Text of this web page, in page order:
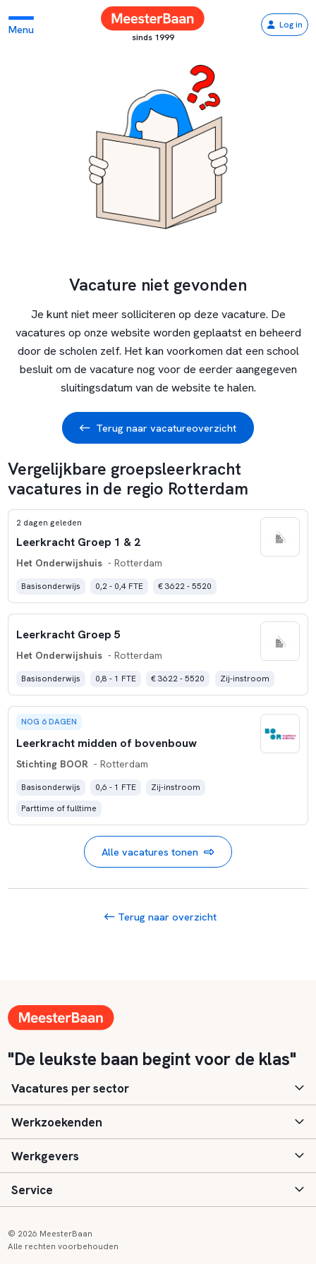
Menu
sinds 1999
Log in
Vacature niet gevonden
Je kunt niet meer solliciteren op deze vacature. De
vacatures op onze website worden geplaatst en beheerd
door de scholen zelf. Het kan voorkomen dat een school
besluit om de vacature nog voor de eerder aangegeven
sluitingsdatum van de website te halen.
Terug naar vacatureoverzicht
Vergelijkbare groepsleerkracht
vacatures in de regio Rotterdam
2 dagen geleden
Leerkracht Groep 1 & 2
Het Onderwijshuis - Rotterdam
Basisonderwijs 0,2 - 0,4 FTE € 3622 - 5520
Leerkracht Groep 5
Het Onderwijshuis - Rotterdam
Basisonderwijs 0,8 - 1 FTE € 3622 - 5520 Zij-instroom
NOG 6 DAGEN
Leerkracht midden of bovenbouw
Stichting BOOR - Rotterdam
Basisonderwijs 0,6 - 1 FTE
Zij-instroom
Parttime of fulltime
Alle vacatures tonen
Terug naar overzicht
"De leukste baan begint voor de klas"
Vacatures per sector
Basisonderwijs
Speciaal (basis) onderwijs
Voortgezet onderwijs
Werkzoekenden
Aanmelden
Vacatures
Werkgevers
Inloggen
Service
© 2026 MeesterBaan
Alle rechten voorbehouden